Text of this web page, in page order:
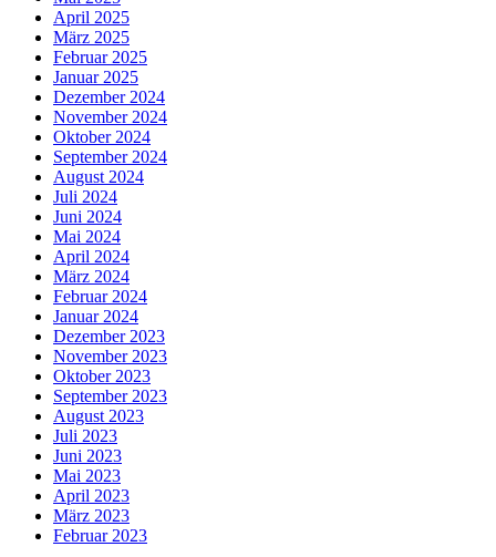
April 2025
März 2025
Februar 2025
Januar 2025
Dezember 2024
November 2024
Oktober 2024
September 2024
August 2024
Juli 2024
Juni 2024
Mai 2024
April 2024
März 2024
Februar 2024
Januar 2024
Dezember 2023
November 2023
Oktober 2023
September 2023
August 2023
Juli 2023
Juni 2023
Mai 2023
April 2023
März 2023
Februar 2023